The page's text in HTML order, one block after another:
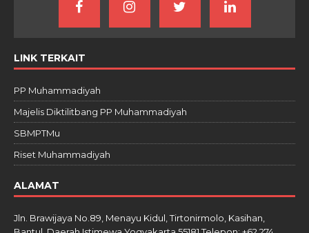
LINK TERKAIT
PP Muhammadiyah
Majelis Diktilitbang PP Muhammadiyah
SBMPTMu
Riset Muhammadiyah
ALAMAT
Jln. Brawijaya No.89, Menayu Kidul, Tirtonirmolo, Kasihan,